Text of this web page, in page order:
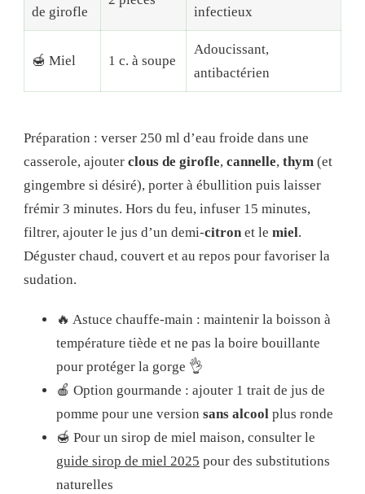
de girofle infectieux
🍯 Miel 1 c. à soupe
Adoucissant,
antibactérien
Préparation : verser 250 ml d’eau froide dans une
casserole, ajouter clous de girofle, cannelle, thym (et
gingembre si désiré), porter à ébullition puis laisser
frémir 3 minutes. Hors du feu, infuser 15 minutes,
filtrer, ajouter le jus d’un demi-citronet le miel.
Déguster chaud, couvert et au repos pour favoriser la
sudation.
🔥 Astuce chauffe-main : maintenir la boisson à
température tiède et ne pas la boire bouillante
pour protéger la gorge 👌
🍎 Option gourmande : ajouter 1 trait de jus de
pomme pour une version sans alcool plus ronde
🍯 Pour un sirop de miel maison, consulter le
guide sirop de miel 2025 pour des substitutions
naturelles